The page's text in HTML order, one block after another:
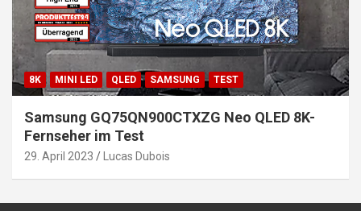
8K MINI LED QLED SAMSUNG TEST
Samsung GQ75QN900CTXZG Neo QLED 8K-
Fernseher im Test
29. April 2023 Lucas Dubois